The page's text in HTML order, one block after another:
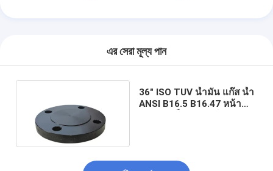
এর সেরা মূল্য পান
36" ISO TUV น้ำมัน แก๊ส น้ำ
ANSI B16.5 B16.47 หน้า